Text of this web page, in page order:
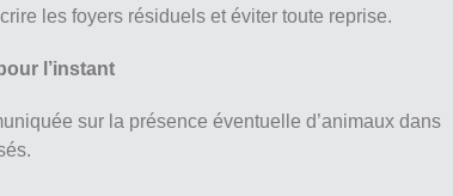
les foyers résiduels et éviter toute reprise.
l’instant
sur la présence éventuelle d’animaux dans